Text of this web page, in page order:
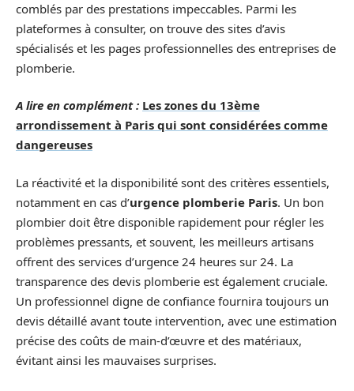
comblés par des prestations impeccables. Parmi les
plateformes à consulter, on trouve des sites d’avis
spécialisés et les pages professionnelles des entreprises de
plomberie.
A lire en complément : Les zones du 13ème
arrondissement à Paris qui sont considérées comme
dangereuses
La réactivité et la disponibilité sont des critères essentiels,
notamment en cas d’urgence plomberie Paris. Un bon
plombier doit être disponible rapidement pour régler les
problèmes pressants, et souvent, les meilleurs artisans
offrent des services d’urgence 24 heures sur 24. La
transparence des devis plomberie est également cruciale.
Un professionnel digne de confiance fournira toujours un
devis détaillé avant toute intervention, avec une estimation
précise des coûts de main-d’œuvre et des matériaux,
évitant ainsi les mauvaises surprises.